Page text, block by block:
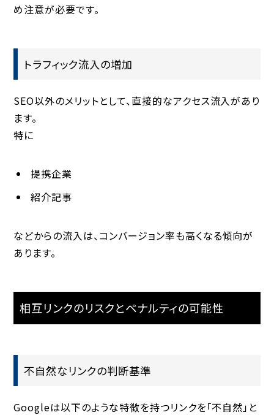
め注意が必要です。
トラフィック流入の増加
SEO以外のメリットとして、直接的なアクセス流入があり
ます。
特に
提携企業
紹介記事
などからの流入は、コンバージョン率も高くなる傾向が
あります。
相互リンクのリスクとペナルティの可能性
不自然なリンクの判断基準
Googleは以下のような特徴を持つリンクを「不自然」と